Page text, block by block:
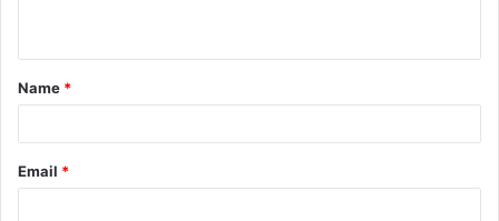
Name *
Email *